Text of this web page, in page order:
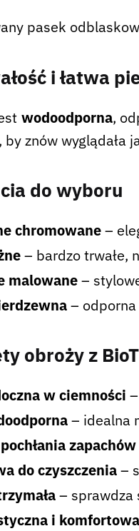
pasek
i łatwa
wodoodporna,
by znów wyglądała
do wyboru
chromowane–
– bardzo trwałe,
malowane–
– odporna
obroży z
w ciemności
– idealna
zapachów
do czyszczenia–
– sprawdza
i komfortowa